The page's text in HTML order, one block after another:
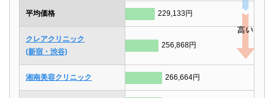
平均価格 229,133円
クレアクリニック
(新宿・渋谷)
256,868円
湘南美容クリニック 266,664円